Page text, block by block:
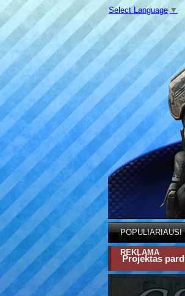
Select Language ▼
POPULIARIAUSI
REKLAMA
Projektas